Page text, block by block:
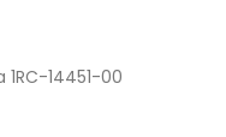
14451-00